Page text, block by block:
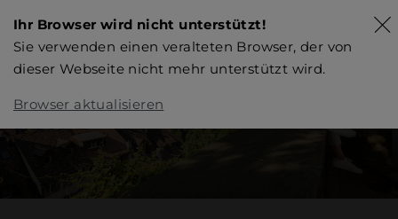
Ihr Browser wird nicht unterstützt!
Sie verwenden einen veralteten Browser, der von
dieser Webseite nicht mehr unterstützt wird.
Browser aktualisieren